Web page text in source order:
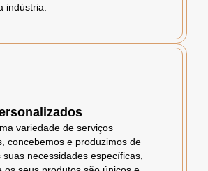
indústria.
variedade de serviços
concebemos e produzimos de
necessidades específicas,